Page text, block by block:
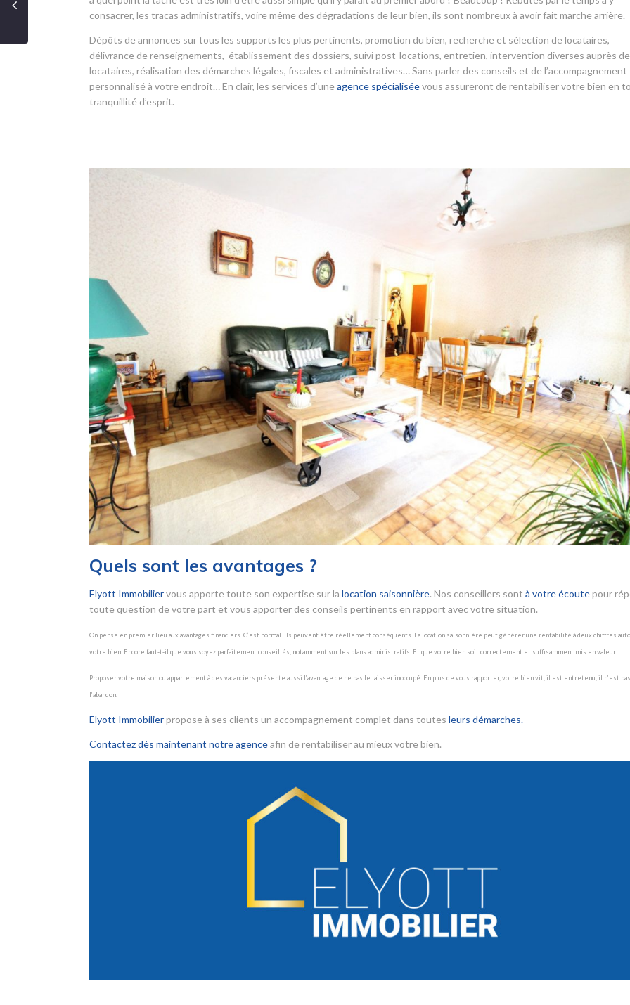
consacrer, les tracas administratifs, voire même des dégradations de leur bien, ils sont nombreux à avoir fait marche arrière.
Dépôts de annonces sur tous les supports les plus pertinents, promotion du bien, recherche et sélection de locataires,
délivrance de renseignements, établissement des dossiers, suivi post-locations, entretien, intervention diverses auprès
locataires, réalisation des démarches légales, fiscales et administratives… Sans parler des conseils et de l’accompagnement
personnalisé à votre endroit… En clair, les services d’une agence spécialiséevous assureront de rentabiliser votre bien en
tranquillité d’esprit.
Quels sont les avantages ?
Elyott Immobiliervous apporte toute son expertise sur la location saisonnière. Nos conseillers sont à votre écoutepour
toute question de votre part et vous apporter des conseils pertinents en rapport avec votre situation.
On pense en premier lieu aux avantages financiers. C’est normal. Ils peuvent être réellement conséquents. La location saisonnière peut générer une rentabilité à deux chiffres
votre bien. Encore faut-t-il que vous soyez parfaitement conseillés, notamment sur les plans administratifs. Et que votre bien soit correctement et suffisamment mis en valeur.
Proposer votre maison ou appartement à des vacanciers présente aussi l’avantage de ne pas le laisser inoccupé. En plus de vous rapporter, votre bien vit, il est entretenu, il n’est
l’abandon.
Elyott Immobilierpropose à ses clients un accompagnement complet dans toutes leurs démarches.
Contactez dès maintenant notre agenceafin de rentabiliser au mieux votre bien.